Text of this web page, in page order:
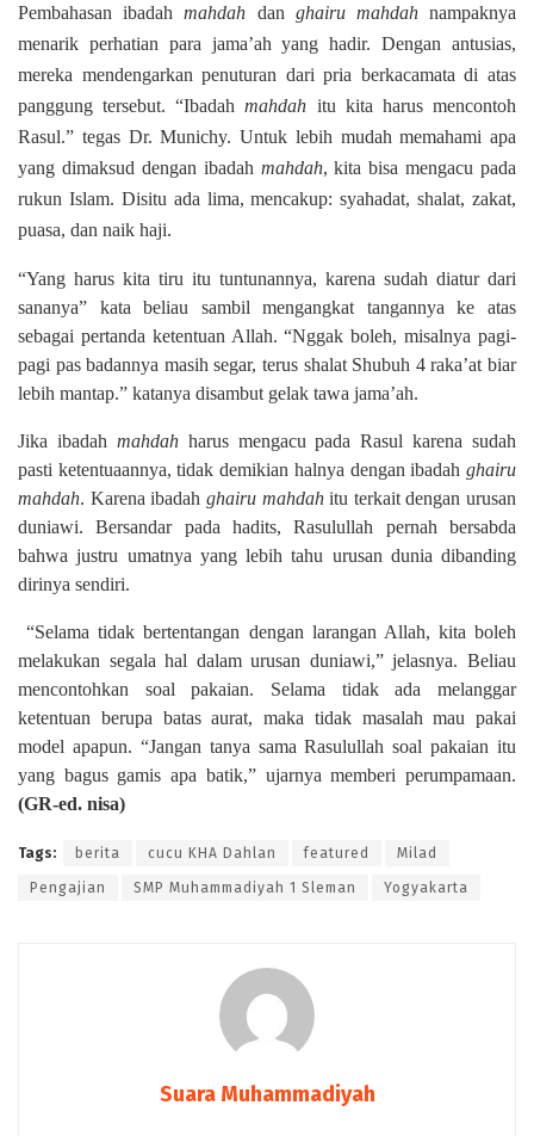
Pembahasan ibadahmahdah dan ghairu mahdahnampaknya
menarik perhatian para jama’ah yang hadir. Dengan antusias,
mereka mendengarkan penuturan dari pria berkacamata di atas
panggung tersebut. “Ibadahmahdah itu kita harus mencontoh
Rasul.” tegas Dr. Munichy. Untuk lebih mudah memahami apa
yang dimaksud dengan ibadah mahdah, kita bisa mengacu pada
rukun Islam. Disitu ada lima, mencakup: syahadat, shalat, zakat,
puasa, dan naik haji.
“Yang harus kita tiru itu tuntunannya, karena sudah diatur dari
sananya” kata beliau sambil mengangkat tangannya ke atas
sebagai pertanda ketentuan Allah. “Nggak boleh, misalnya pagi-
pagi pas badannya masih segar, terus shalat Shubuh 4 raka’at biar
lebih mantap.” katanya disambut gelak tawa jama’ah.
Jika ibadah mahdahharus mengacu pada Rasul karena sudah
pasti ketentuaannya, tidak demikian halnya dengan ibadah ghairu
mahdah. Karena ibadah ghairu mahdahitu terkait dengan urusan
duniawi. Bersandar pada hadits, Rasulullah pernah bersabda
bahwa justru umatnya yang lebih tahu urusan dunia dibanding
dirinya sendiri.
“Selama tidak bertentangan dengan larangan Allah, kita boleh
melakukan segala hal dalam urusan duniawi,” jelasnya. Beliau
mencontohkan soal pakaian. Selama tidak ada melanggar
ketentuan berupa batas aurat, maka tidak masalah mau pakai
model apapun. “Jangan tanya sama Rasulullah soal pakaian itu
yang bagus gamis apa batik,” ujarnya memberi perumpamaan.
(GR-ed. nisa)
Tags: berita cucu KHA Dahlan featured Milad
Pengajian SMP Muhammadiyah 1 Sleman Yogyakarta
Suara Muhammadiyah